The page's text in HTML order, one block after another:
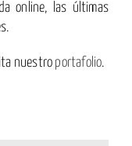
online, las últimas
nuestro portafolio.